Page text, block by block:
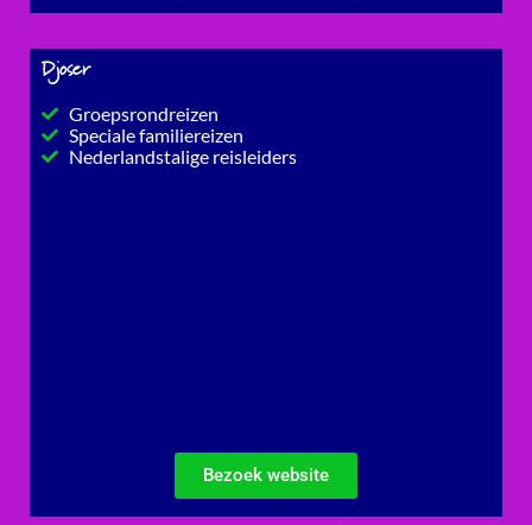
Djoser
Groepsrondreizen
Speciale familiereizen
Nederlandstalige reisleiders
Bezoek website